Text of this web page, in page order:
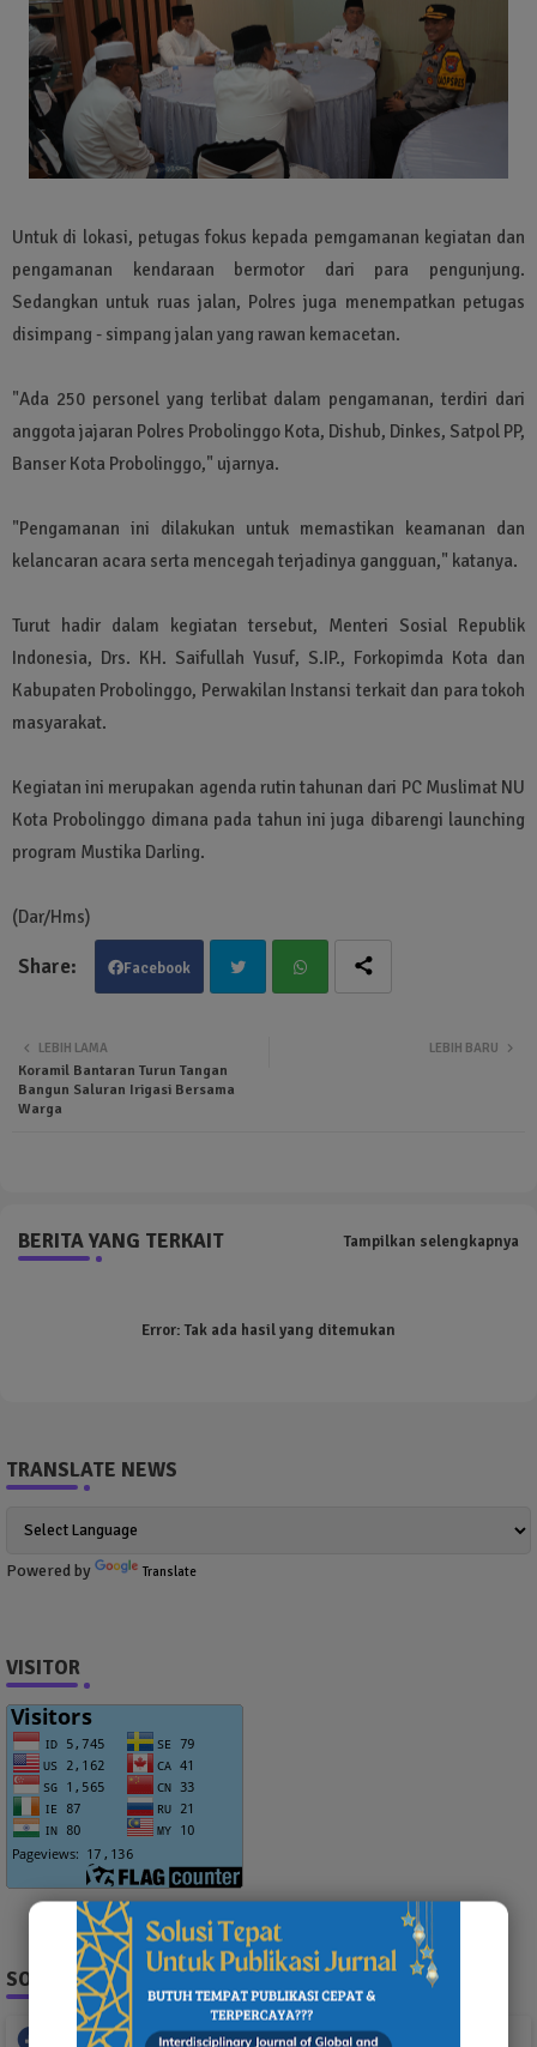
Untuk di lokasi, petugas fokus kepada pemgamanan kegiatan dan
pengamanan kendaraan bermotor dari para pengunjung.
Sedangkan untuk ruas jalan, Polres juga menempatkan petugas
disimpang - simpang jalan yang rawan kemacetan.
"Ada 250 personel yang terlibat dalam pengamanan, terdiri dari
anggota jajaran Polres Probolinggo Kota, Dishub, Dinkes, Satpol PP,
Banser Kota Probolinggo," ujarnya.
"Pengamanan ini dilakukan untuk memastikan keamanan dan
kelancaran acara serta mencegah terjadinya gangguan," katanya.
Turut hadir dalam kegiatan tersebut, Menteri Sosial Republik
Indonesia, Drs. KH. Saifullah Yusuf, S.IP., Forkopimda Kota dan
Kabupaten Probolinggo, Perwakilan Instansi terkait dan para tokoh
masyarakat.
Kegiatan ini merupakan agenda rutin tahunan dari PC Muslimat NU
Kota Probolinggo dimana pada tahun ini juga dibarengi launching
program Mustika Darling.
(Dar/Hms)
Facebook
LEBIH BARU
LEBIH LAMA
Koramil Bantaran Turun Tangan
Bangun Saluran Irigasi Bersama
Warga
BERITA YANG TERKAIT Tampilkan selengkapnya
Error:Tak ada hasil yang ditemukan
TRANSLATE NEWS
Powered by Translate
VISITOR
SOCIAL PLUGIN
Facebook Whatsapp